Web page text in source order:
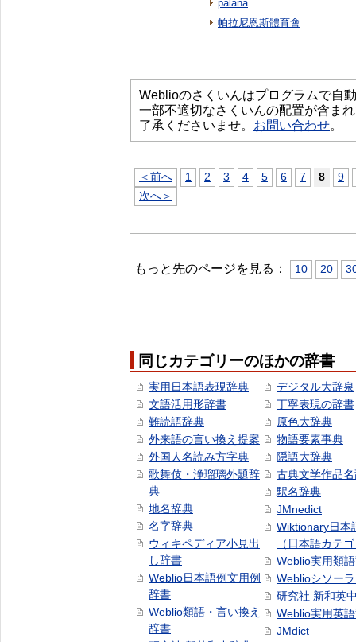
pàlāná
帕拉尼恩斯體育會
Weblioのさくいんはプログラムで自
一部不適切なさくいんの配置が含ま
了承くださいませ。 お問い合わせ。
＜前へ 1 2 3 4 5 6 7 8
9
次へ＞
もっと先のページを見る： 10 20
同じカテゴリーのほかの辞書
実用日本語表現辞典
文語活用形辞書
難読語辞典
外来語の言い換え提案
外国人名読み方字典
歌舞伎・浄瑠璃外題辞
典
地名辞典
名字辞典
ウィキペディア小見出
し辞書
Weblio日本語例文用例
辞書
Weblio類語・言い換え
辞書
デジタル大辞泉
丁寧表現の辞書
原色大辞典
物語要素事典
隠語大辞典
古典文学作品
駅名辞典
JMnedict
Wiktionary日本
（日本語カテ
Weblio実用類
Weblioシソー
研究社 新和英
Weblio実用英
JMdict